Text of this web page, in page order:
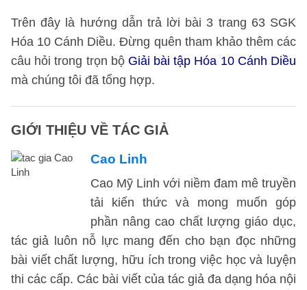
Trên đây là hướng dẫn trả lời bài 3 trang 63 SGK
Hóa 10 Cánh Diều. Đừng quên tham khảo thêm các
câu hỏi trong trọn bộ Giải bài tập Hóa 10 Cánh Diều
mà chúng tôi đã tổng hợp.
GIỚI THIỆU VỀ TÁC GIẢ
Cao Linh
Cao Mỹ Linh với niềm đam mê truyền
tải kiến thức và mong muốn góp
phần nâng cao chất lượng giáo dục,
tác giả luôn nỗ lực mang đến cho bạn đọc những
bài viết chất lượng, hữu ích trong việc học và luyện
thi các cấp. Các bài viết của tác giả đa dạng hóa nội